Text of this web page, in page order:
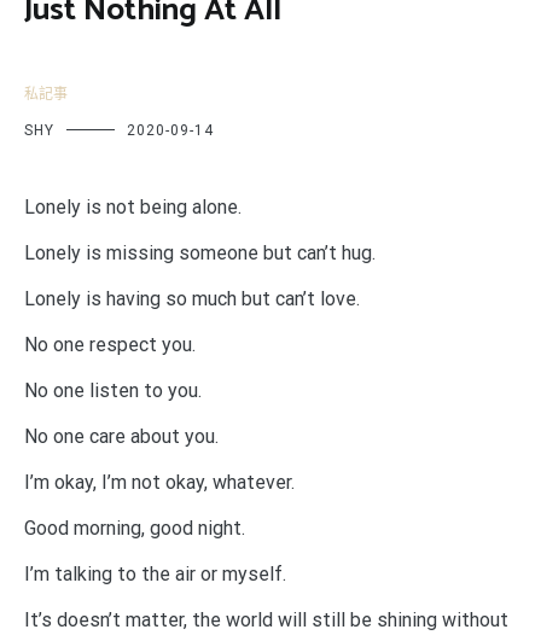
私記事
SHY 2020-09-14
Lonely is not being alone.
Lonely is missing someone but can’t hug.
Lonely is having so much but can’t love.
No one respect you.
No one listen to you.
No one care about you.
I’m okay, I’m not okay, whatever.
Good morning, good night.
I’m talking to the air or myself.
It’s doesn’t matter, the world will still be shining without